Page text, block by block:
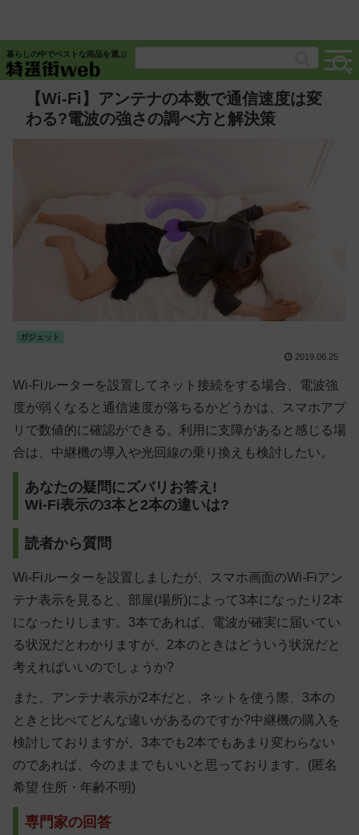
暮らしの中でベストな商品を選ぶ
【Wi-Fi】アンテナの本数で通信速度は変
わる?電波の強さの調べ方と解決策
ガジェット
2019.06.25
Wi-Fiルーターを設置してネット接続をする場合、電波強
度が弱くなると通信速度が落ちるかどうかは、スマホアプ
リで数値的に確認ができる。利用に支障があると感じる場
合は、中継機の導入や光回線の乗り換えも検討したい。
あなたの疑問にズバリお答え!
Wi-Fi表示の3本と2本の違いは?
読者から質問
Wi-Fiルーターを設置しましたが、スマホ画面のWi-Fiアン
テナ表示を見ると、部屋(場所)によって3本になったり2本
になったりします。3本であれば、電波が確実に届いてい
る状況だとわかりますが、2本のときはどういう状況だと
考えればいいのでしょうか?
また、アンテナ表示が2本だと、ネットを使う際、3本の
ときと比べてどんな違いがあるのですか?中継機の購入を
検討しておりますが、3本でも2本でもあまり変わらない
のであれば、今のままでもいいと思っております。(匿名
希望 住所・年齢不明)
専門家の回答